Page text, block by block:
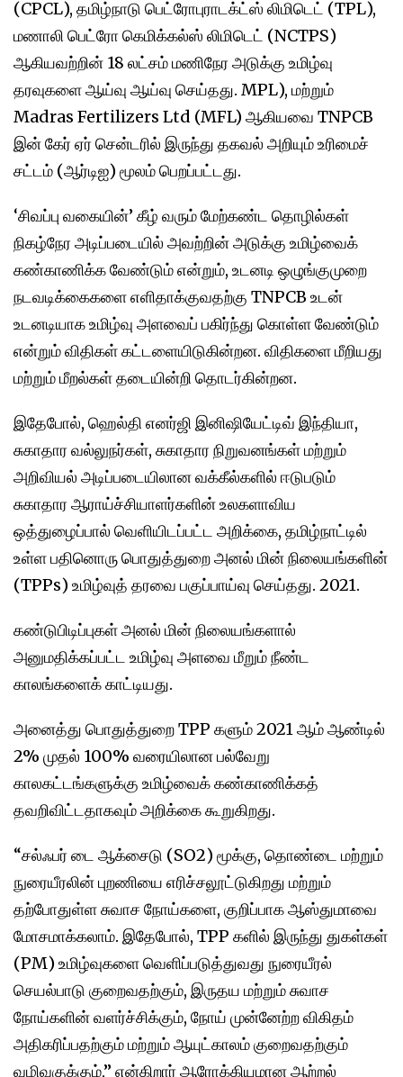
(CPCL), தமிழ்நாடு பெட்ரோபுராடக்ட்ஸ் லிமிடெட் (TPL),
மணாலி பெட்ரோ கெமிக்கல்ஸ் லிமிடெட் (NCTPS)
ஆகியவற்றின் 18 லட்சம் மணிநேர அடுக்கு உமிழ்வு
தரவுகளை ஆய்வு ஆய்வு செய்தது. MPL), மற்றும்
Madras Fertilizers Ltd (MFL) ஆகியவை TNPCB
இன் கேர் ஏர் சென்டரில் இருந்து தகவல் அறியும் உரிமைச்
சட்டம் (ஆர்டிஐ) மூலம் பெறப்பட்டது.
‘சிவப்பு வகையின்’ கீழ் வரும் மேற்கண்ட தொழில்கள்
நிகழ்நேர அடிப்படையில் அவற்றின் அடுக்கு உமிழ்வைக்
கண்காணிக்க வேண்டும் என்றும், உடனடி ஒழுங்குமுறை
நடவடிக்கைகளை எளிதாக்குவதற்கு TNPCB உடன்
உடனடியாக உமிழ்வு அளவைப் பகிர்ந்து கொள்ள வேண்டும்
என்றும் விதிகள் கட்டளையிடுகின்றன. விதிகளை மீறியது
மற்றும் மீறல்கள் தடையின்றி தொடர்கின்றன.
இதேபோல், ஹெல்தி எனர்ஜி இனிஷியேட்டிவ் இந்தியா,
சுகாதார வல்லுநர்கள், சுகாதார நிறுவனங்கள் மற்றும்
அறிவியல் அடிப்படையிலான வக்கீல்களில் ஈடுபடும்
சுகாதார ஆராய்ச்சியாளர்களின் உலகளாவிய
ஒத்துழைப்பால் வெளியிடப்பட்ட அறிக்கை, தமிழ்நாட்டில்
உள்ள பதினொரு பொதுத்துறை அனல் மின் நிலையங்களின்
(TPPs) உமிழ்வுத் தரவை பகுப்பாய்வு செய்தது. 2021.
கண்டுபிடிப்புகள் அனல் மின் நிலையங்களால்
அனுமதிக்கப்பட்ட உமிழ்வு அளவை மீறும் நீண்ட
காலங்களைக் காட்டியது.
அனைத்து பொதுத்துறை TPP களும் 2021 ஆம் ஆண்டில்
2% முதல் 100% வரையிலான பல்வேறு
காலகட்டங்களுக்கு உமிழ்வைக் கண்காணிக்கத்
தவறிவிட்டதாகவும் அறிக்கை கூறுகிறது.
“சல்ஃபர் டை ஆக்சைடு (SO2) மூக்கு, தொண்டை மற்றும்
நுரையீரலின் புறணியை எரிச்சலூட்டுகிறது மற்றும்
தற்போதுள்ள சுவாச நோய்களை, குறிப்பாக ஆஸ்துமாவை
மோசமாக்கலாம். இதேபோல், TPP களில் இருந்து துகள்கள்
(PM) உமிழ்வுகளை வெளிப்படுத்துவது நுரையீரல்
செயல்பாடு குறைவதற்கும், இருதய மற்றும் சுவாச
நோய்களின் வளர்ச்சிக்கும், நோய் முன்னேற்ற விகிதம்
அதிகரிப்பதற்கும் மற்றும் ஆயுட்காலம் குறைவதற்கும்
வழிவகுக்கும்,” என்கிறார் ஆரோக்கியமான ஆற்றல்